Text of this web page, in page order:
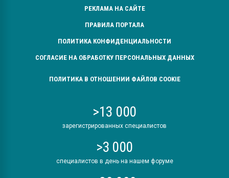
РЕКЛАМА НА САЙТЕ
ПРАВИЛА ПОРТАЛА
ПОЛИТИКА КОНФИДЕНЦИАЛЬНОСТИ
СОГЛАСИЕ НА ОБРАБОТКУ ПЕРСОНАЛЬНЫХ ДАННЫХ
ПОЛИТИКА В ОТНОШЕНИИ ФАЙЛОВ COOKIE
>13 000
зарегистрированных специалистов
>3 000
специалистов в день на нашем форуме